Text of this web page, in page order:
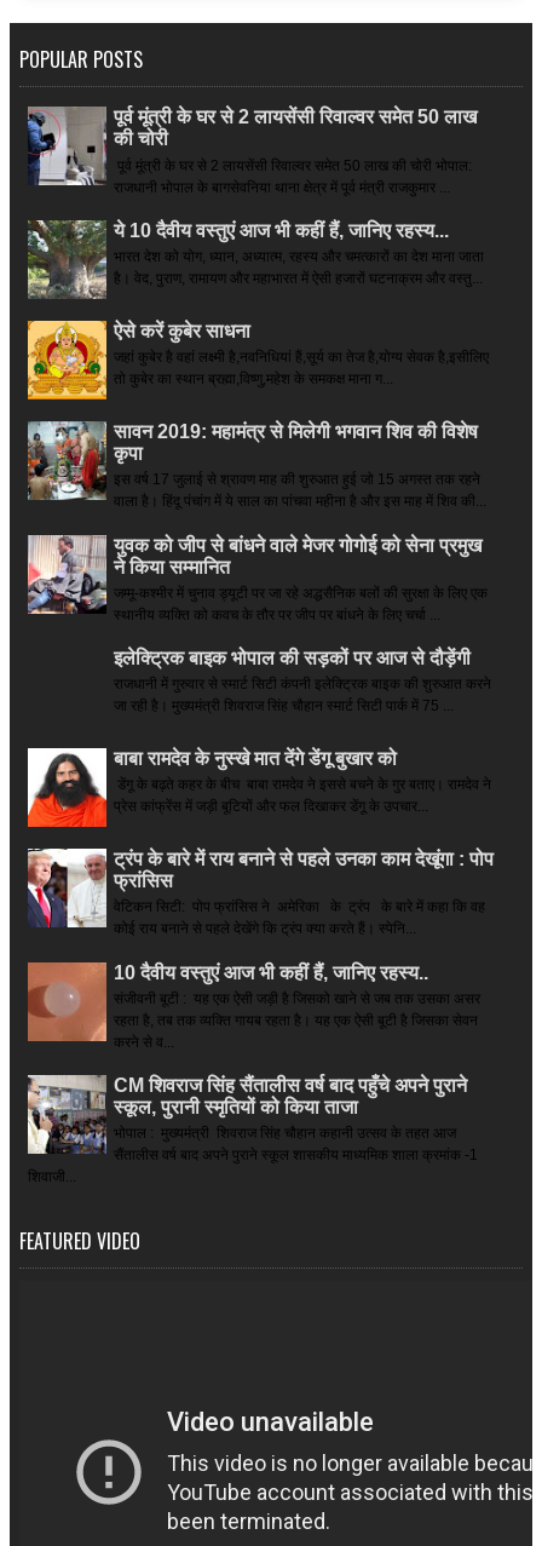
POPULAR POSTS
पूर्व मूंत्री के घर से 2 लायसेंसी रिवाल्वर समेत 50 लाख
की चोरी
पूर्व मूंत्री के घर से 2 लायसेंसी रिवाल्वर समेत 50 लाख की चोरी भोपाल:
राजधानी भोपाल के बागसेवनिया थाना क्षेत्र में पूर्व मंत्री राजकुमार ...
ये 10 दैवीय वस्तुएं आज भी कहीं हैं, जानिए रहस्य...
भारत देश को योग, ध्यान, अध्यात्म, रहस्य और चमत्कारों का देश माना जाता
है। वेद, पुराण, रामायण और महाभारत में ऐसी हजारों घटनाक्रम और वस्तु...
ऐसे करें कुबेर साधना
जहां कुबेर है­ वहां लक्ष्मी है,नवनिधियां हैं,सूर्य का तेज है,योग्य सेवक है,इसीलिए
तो कुबेर का स्थान ब्रह्मा,विष्णु,महेश के समकक्ष माना ग...
सावन 2019: महामंत्र से मिलेगी भगवान शिव की विशेष
कृपा
इस वर्ष 17 जुलाई से श्रावण माह की शुरुआत हुई जो 15 अगस्त तक रहने
वाला है। हिंदू पंचांग में ये साल का पांचवा महीना है और इस माह में शिव की...
युवक को जीप से बांधने वाले मेजर गोगोई को सेना प्रमुख
ने किया सम्‍मानित
जम्मू-कश्मीर में चुनाव ड्यूटी पर जा रहे अद्धसैनिक बलों की सुरक्षा के लिए एक
स्थानीय व्यक्ति को कवच के तौर पर जीप पर बांधने के लिए चर्चा ...
इलेक्ट्रिक बाइक भोपाल की सड़कों पर आज से दौड़ेंगी
राजधानी में गुरुवार से स्मार्ट सिटी कंपनी इलेक्ट्रिक बाइक की शुरुआत करने
जा रही है। मुख्यमंत्री शिवराज सिंह चौहान स्मार्ट सिटी पार्क में 75 ...
बाबा रामदेव के नुस्खे मात देंगे डेंगू बुखार को
डेंगू के बढ़ते कहर के बीच बाबा रामदेव ने इससे बचने के गुर बताए। रामदेव ने
प्रेस कांफ्रेंस में जड़ी बूटियों और फल दिखाकर डेंगू के उपचार...
ट्रंप के बारे में राय बनाने से पहले उनका काम देखूंगा : पोप
फ्रांसिस
वेटिकन सिटी: पोप फ्रांसिस ने अमेरिका के ट्रंप के बारे में कहा कि वह
कोई राय बनाने से पहले देखेंगे कि ट्रंप क्या करते हैं। स्पेनि...
10 दैवीय वस्तुएं आज भी कहीं हैं, जानिए रहस्य..
संजीवनी बूटी : यह एक ऐसी जड़ी है जिसको खाने से जब तक उसका असर
रहता है, तब तक व्यक्ति गायब रहता है। यह एक ऐसी बूटी है जिसका सेवन
करने से व...
CM शिवराज सिंह सैंतालीस वर्ष बाद पहुँचे अपने पुराने
स्कूल, पुरानी स्मृतियों को किया ताजा
भोपाल : मुख्यमंत्री शिवराज सिंह चौहान कहानी उत्सव के तहत आज
सैंतालीस वर्ष बाद अपने पुराने स्कूल शासकीय माध्यमिक शाला क्रमांक -1
शिवाजी...
FEATURED VIDEO